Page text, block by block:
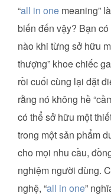
“all in one meaning”
biến đến vậy? Bạn
nào khi từng sở hữu
thượng” khoe chiếc
rồi cuối cùng lại đặt
rằng nó không hề
có thể sở hữu một
trong một sản phẩm
cho mọi nhu cầu,
nghiệm người dùng.
nghệ, “all in one”